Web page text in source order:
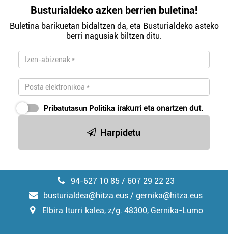
Busturialdeko azken berrien buletina!
Buletina barikuetan bidaltzen da, eta Busturialdeko asteko
berri nagusiak biltzen ditu.
Pribatutasun Politika irakurri eta onartzen dut.
Harpidetu
94-627 10 85 / 607 29 22 23
busturialdea@hitza.eus / gernika@hitza.eus
Elbira Iturri kalea, z/g. 48300, Gernika-Lumo